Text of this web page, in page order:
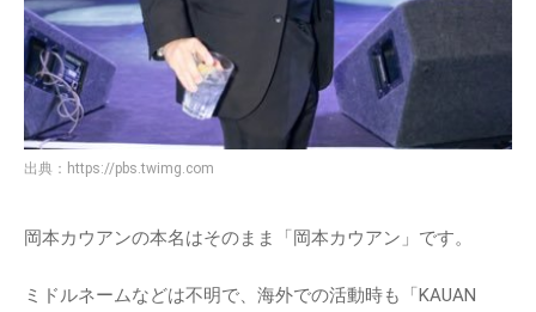
出典： https://pbs.twimg.com
岡本カウアンの本名はそのまま「岡本カウアン」です。
ミドルネームなどは不明で、海外での活動時も「KAUAN